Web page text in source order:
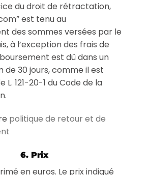
du droit de rétractation,
est tenu au
des sommes versées par le
à l’exception des frais de
est dû dans un
de 30 jours, comme il est
L. 121-20-1 du Code de la
politique de retour et de
6. Prix
en euros. Le prix indiqué